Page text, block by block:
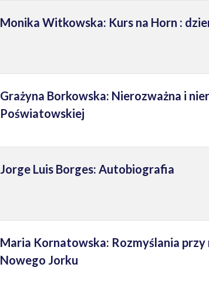
Monika Witkowska: Kurs na Horn :
Grażyna Borkowska: Nierozważna i
Poświatowskiej
Jorge Luis Borges: Autobiografia
Maria Kornatowska: Rozmyślania przy
Nowego Jorku